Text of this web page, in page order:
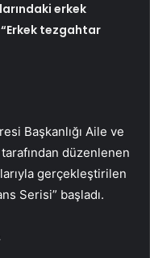
erkek
tezgahtar
Başkanlığı Aile ve
düzenlenen
gerçekleştirilen
Serisi” başladı.